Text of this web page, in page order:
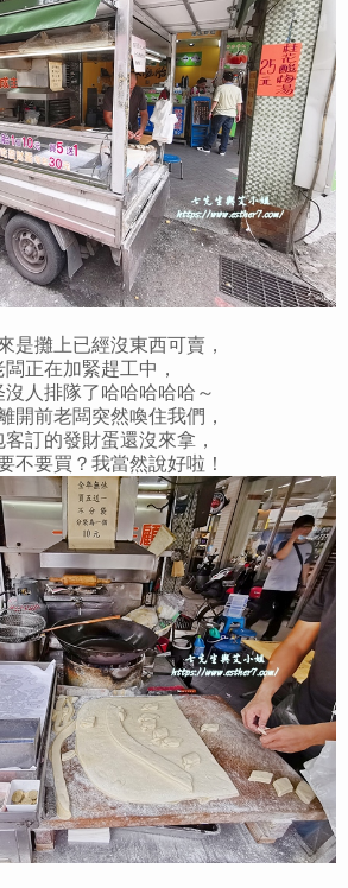
是攤上已經沒東西可賣，
闆正在加緊趕工中，
沒人排隊了哈哈哈哈哈～
開前老闆突然喚住我們，
訂的發財蛋還沒來拿，
不要買？我當然說好啦！